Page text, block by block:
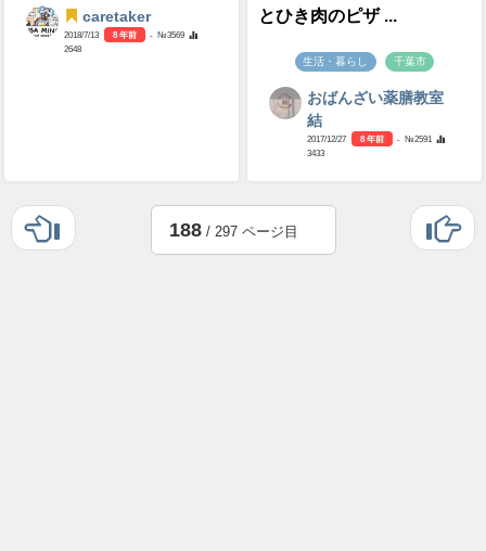
caretaker
2018/7/13 8 年前
- №3569
2648
とひき肉のピザ ...
生活・暮らし 千葉市
おばんざい薬膳教室
結
2017/12/27 8 年前
- №2591
3433
188/ 297 ページ目